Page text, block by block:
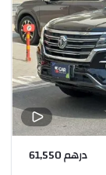
درهم 61,550